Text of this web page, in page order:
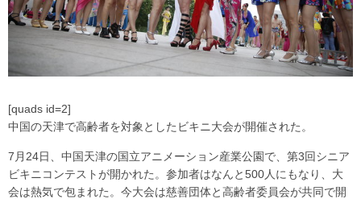
[quads id=2]
中国の天津で高齢者を対象としたビキニ大会が開催された。
7月24日、中国天津の国立アニメーション産業公園で、第3回シニア
ビキニコンテストが開かれた。参加者はなんと500人にもなり、大
会は熱気で包まれた。今大会は慈善団体と高齢者委員会が共同で開